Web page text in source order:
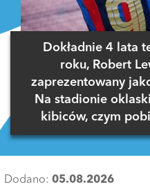
Dokładnie 4 lata
roku, Robert
zaprezentowany
Na stadionie
kibiców, czym
Dodano: 05.08.2026